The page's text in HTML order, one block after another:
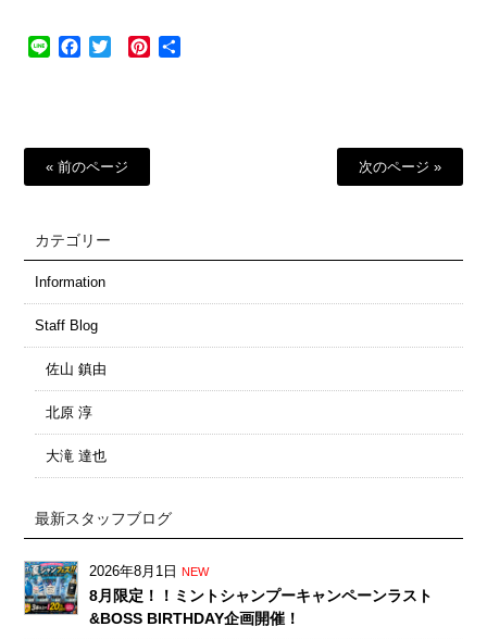
Line Facebook
Twitter Pinterest
« 前のページ 次のページ »
カテゴリー
Information
Staff Blog
佐山 鎮由
北原 淳
大滝 達也
最新スタッフブログ
2026年8月1日 NEW
8月限定！！ミントシャンプーキャンペーンラスト
&BOSS BIRTHDAY企画開催！